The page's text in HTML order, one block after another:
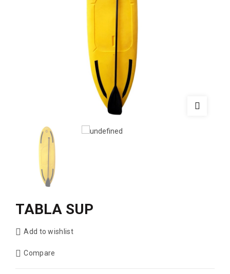
TABLA SUP
Add to wishlist
Compare